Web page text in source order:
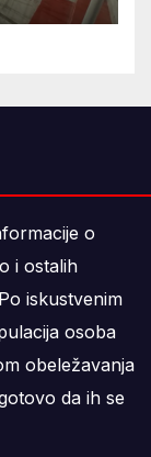
o
i ostalih
iskustvenim
osoba
obeležavanja
da ih se